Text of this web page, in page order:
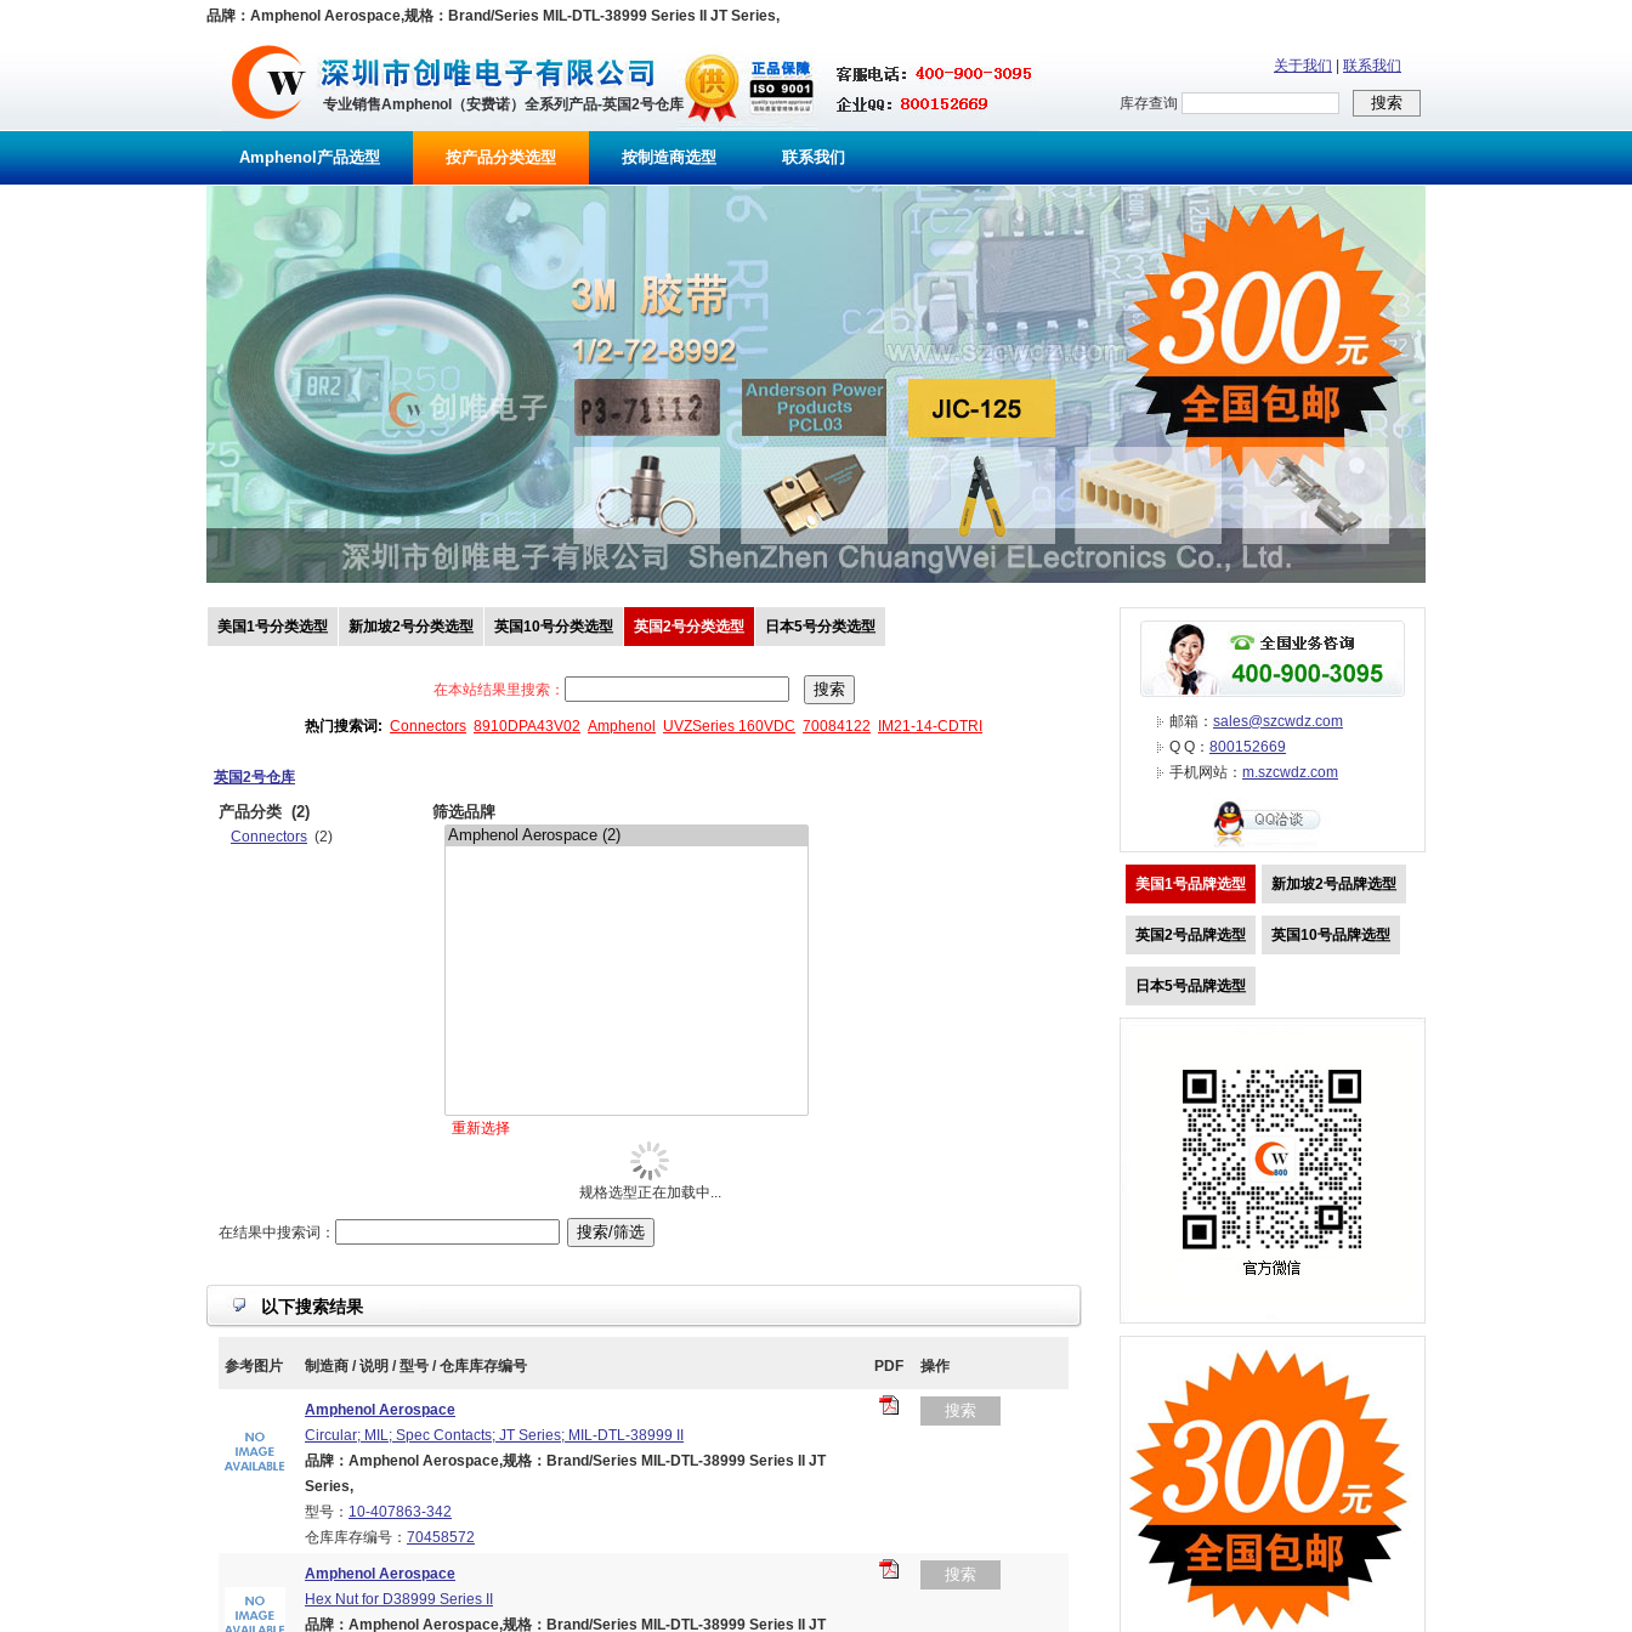
品牌：Amphenol Aerospace,规格：Brand/Series MIL-DTL-38999 Series II JT Series,
专业销售Amphenol（安费诺）全系列产品-英国2号仓库
关于我们 联系我们
库存查询
Amphenol产品选型 按产品分类选型 按制造商选型 联系我们
美国1号分类选型 新加坡2号分类选型 英国10号分类选型 英国2号分类选型 日本5号分类选型
在本站结果里搜索：
热门搜索词: Connectors 8910DPA43V02 Amphenol UVZSeries 160VDC 70084122 IM21-14-CDTRI
英国2号仓库
产品分类 (2)
Connectors (2)
筛选品牌
重新选择
规格选型正在加载中...
在结果中搜索词：
以下搜索结果
参考图片 制造商 / 说明 / 型号 / 仓库库存编号 PDF 操作
Amphenol Aerospace
Circular; MIL; Spec Contacts; JT Series; MIL-DTL-38999 II
品牌：Amphenol Aerospace,规格：Brand/Series MIL-DTL-38999 Series II JT
Series,
型号： 10-407863-342
仓库库存编号： 70458572
搜索
Amphenol Aerospace
Hex Nut for D38999 Series II
品牌：Amphenol Aerospace,规格：Brand/Series MIL-DTL-38999 Series II JT
搜索
邮箱： sales@szcwdz.com
Q Q： 800152669
手机网站： m.szcwdz.com
美国1号品牌选型 新加坡2号品牌选型
英国2号品牌选型 英国10号品牌选型
日本5号品牌选型